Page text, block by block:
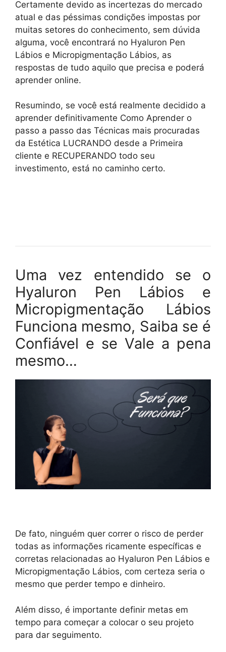
Certamente devido as incertezas do mercado
atual e das péssimas condições impostas por
muitas setores do conhecimento, sem dúvida
alguma, você encontrará no Hyaluron Pen
Lábios e Micropigmentação Lábios, as
respostas de tudo aquilo que precisa e poderá
aprender online.
Resumindo, se você está realmente decidido a
aprender definitivamente Como Aprender o
passo a passo das Técnicas mais procuradas
da Estética LUCRANDO desde a Primeira
cliente e RECUPERANDO todo seu
investimento, está no caminho certo.
Uma vez entendido se o
Hyaluron Pen Lábios e
Micropigmentação Lábios
Funciona mesmo, Saiba se é
Confiável e se Vale a pena
mesmo…
De fato, ninguém quer correr o risco de perder
todas as informações ricamente específicas e
corretas relacionadas ao Hyaluron Pen Lábios e
Micropigmentação Lábios, com certeza seria o
mesmo que perder tempo e dinheiro.
Além disso, é importante definir metas em
tempo para começar a colocar o seu projeto
para dar seguimento.